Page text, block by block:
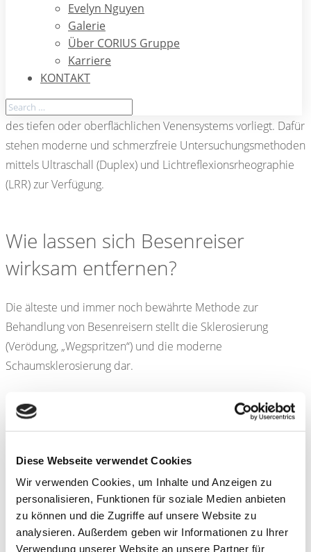
Diese Webseite verwendet Cookies
Wir verwenden Cookies, um Inhalte und Anzeigen zu
personalisieren, Funktionen für soziale Medien anbieten
zu können und die Zugriffe auf unsere Website zu
analysieren. Außerdem geben wir Informationen zu Ihrer
Verwendung unserer Website an unsere Partner für
Evelyn Nguyen
Galerie
Über CORIUS Gruppe
Karriere
KONTAKT
Schmerzen auslösen. Im Gegensatz zu größeren Varizen
(Krampfadern) führen Besenreiser allein aber nicht zu
ernsthaften Beschwerden. Manchmal sind Besenreiser
äußerlich sichtbare Auswirkungen tiefliegender Gefäß- oder
Klappendefekte. Daher sollte vor einer Behandlung
grundsätzlich ausgeschlossen werden, ob eine Erkrankung
des tiefen oder oberflächlichen Venensystems vorliegt. Dafür
stehen moderne und schmerzfreie Untersuchungsmethoden
mittels Ultraschall (Duplex) und Lichtreflexionsrheographie
(LRR) zur Verfügung.
Wie lassen sich Besenreiser
wirksam entfernen?
Die älteste und immer noch bewährte Methode zur
Behandlung von Besenreisern stellt die Sklerosierung
(Verödung, „Wegspritzen“) und die moderne
Schaumsklerosierung dar.
Für wen wird welche Methode
Ob die Schaumverödung oder ein mini-chirurgischer Eingriff
das optimale Therapieverfahren ist, hängt von individuellen
Faktoren sowie der Dicke der Krampfader, dem -verlauf und
der betroffenen Region ab. Um für die jeweilige Person die